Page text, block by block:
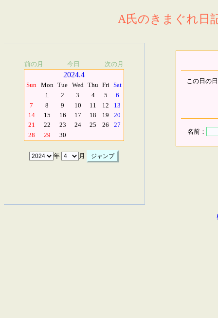
A氏のきまぐれ日
前の月 今日 次の月
2024.4
Sun Mon Tue Wed Thu Fri Sat
1
2 3 4 5
6
7
8 9 10 11 12
13
14
15 16 17 18 19
20
21
22 23 24 25 26
27
28
29 30
年 月
この日の
名前：